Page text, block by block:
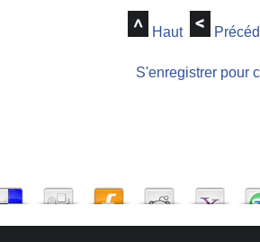
Haut
S'enregistrer pour